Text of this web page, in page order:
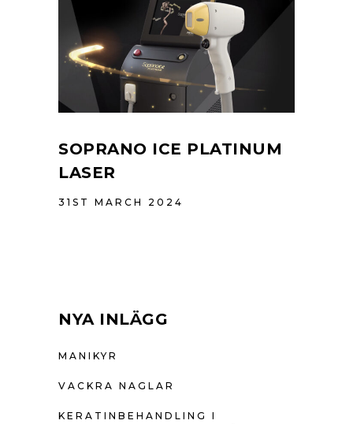
SOPRANO ICE PLATINUM
LASER
31ST MARCH 2024
NYA INLÄGG
MANIKYR
VACKRA NAGLAR
KERATINBEHANDLING I